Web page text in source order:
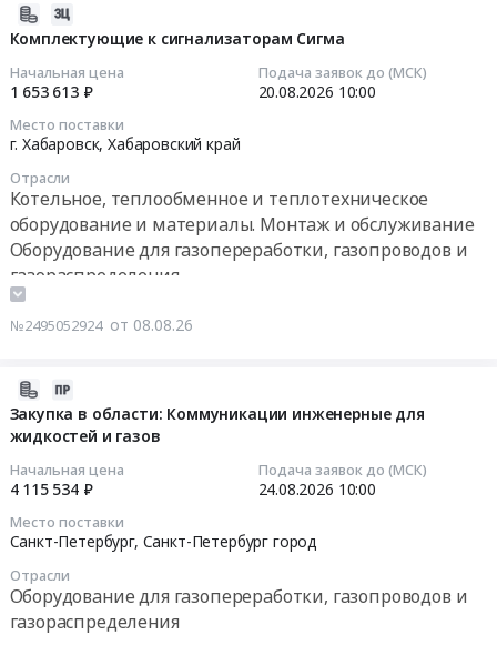
Комплектующие к сигнализаторам Сигма
Начальная цена
1 653 613 ₽
Подача заявок до (МСК)
20.08.2026 10:00
Место поставки
г. Хабаровск,Хабаровский край
Отрасли
Котельное, теплообменное и теплотехническое
оборудование и материалы. Монтаж и обслуживание
Оборудование для газопереработки, газопроводов и
газораспределения
Контрольно-измерительные приборы и автоматика,
монтаж и обслуживание
видеонаблюдение, средства контроля доступа
№2495052924 от 08.08.26
Закупка в области: Коммуникации инженерные для
жидкостей и газов
Начальная цена
4 115 534 ₽
Подача заявок до (МСК)
24.08.2026 10:00
Место поставки
Санкт-Петербург, Санкт-Петербург город
Отрасли
Оборудование для газопереработки, газопроводов и
газораспределения